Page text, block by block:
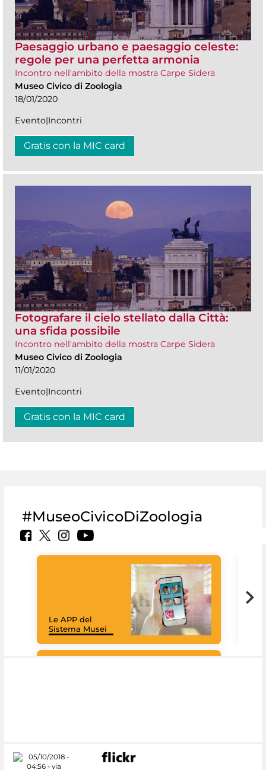
Paesaggio urbano e paesaggio celeste:
regole per una perfetta armonia
Incontro nell'ambito della mostra Carpe Sidera
Museo Civico di Zoologia
18/01/2020
Evento|Incontri
Gratis con la MIC card
Fotografare il cielo stellato dalla Città:
una sfida possibile
Incontro nell'ambito della mostra Carpe Sidera
Museo Civico di Zoologia
11/01/2020
Evento|Incontri
Gratis con la MIC card
#MuseoCivicoDiZoologia
Le APP del
Sistema Musei